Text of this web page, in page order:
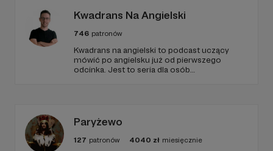
Kwadrans Na Angielski
746 patronów
Kwadrans na angielski to podcast uczący
mówić po angielsku już od pierwszego
odcinka. Jest to seria dla osób
nowego odcinka co czwartek.
Paryżewo
127 patronów 4040 zł miesięcznie